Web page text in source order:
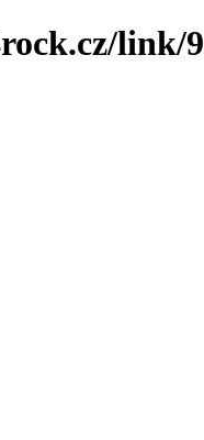
link/